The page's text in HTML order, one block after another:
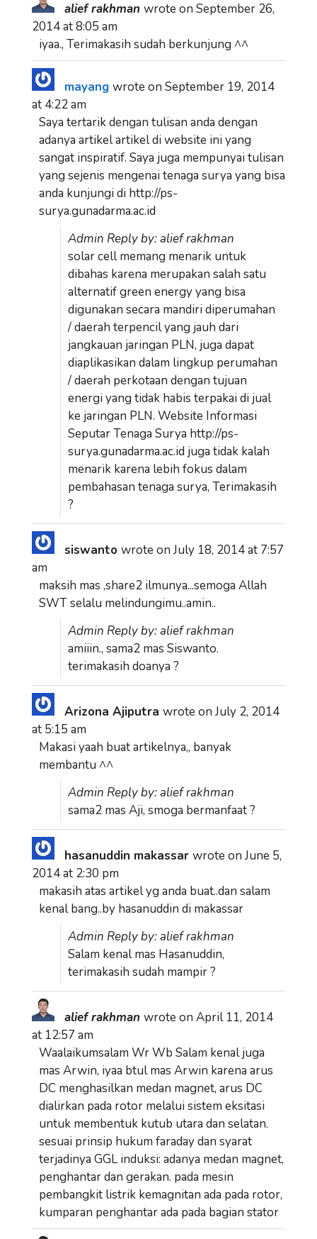
alief rakhman wrote on September 26,
2014at8:05 am
iyaa., Terimakasih sudah berkunjung ^^
mayang wrote on September 19, 2014
at 4:22 am
Saya tertarik dengan tulisan anda dengan
adanya artikel artikel di website ini yang
sangat inspiratif. Saya juga mempunyai tulisan
yang sejenis mengenai tenaga surya yang bisa
anda kunjungi di http://ps-
surya.gunadarma.ac.id
Admin Reply by: alief rakhman
solar cell memang menarik untuk
dibahas karena merupakan salah satu
alternatif green energy yang bisa
digunakan secara mandiri diperumahan
/ daerah terpencil yang jauh dari
jangkauan jaringan PLN, juga dapat
diaplikasikan dalam lingkup perumahan
/ daerah perkotaan dengan tujuan
energi yang tidak habis terpakai di jual
ke jaringan PLN. Website Informasi
Seputar Tenaga Surya http://ps-
surya.gunadarma.ac.id juga tidak kalah
menarik karena lebih fokus dalam
pembahasan tenaga surya, Terimakasih
?
siswanto wrote on July 18, 2014at 7:57
am
maksih mas ,share2 ilmunya...semoga Allah
SWT selalu melindungimu..amin..
Admin Reply by: alief rakhman
amiiin., sama2 mas Siswanto.
terimakasih doanya ?
Arizona Ajiputra wrote on July 2, 2014
at 5:15 am
Makasi yaah buat artikelnya,, banyak
membantu ^^
Admin Reply by: alief rakhman
sama2 mas Aji, smoga bermanfaat ?
hasanuddin makassar wrote on June 5,
2014at 2:30 pm
makasih atas artikel yg anda buat..dan salam
kenal bang..by hasanuddin di makassar
Admin Reply by: alief rakhman
Salam kenal mas Hasanuddin,
terimakasih sudah mampir ?
alief rakhman wrote on April 11, 2014
at 12:57 am
Waalaikumsalam Wr Wb Salam kenal juga
mas Arwin, iyaa btul mas Arwin karena arus
DC menghasilkan medan magnet, arus DC
dialirkan pada rotor melalui sistem eksitasi
untuk membentuk kutub utara dan selatan.
sesuai prinsip hukum faraday dan syarat
terjadinya GGL induksi: adanya medan magnet,
penghantar dan gerakan. pada mesin
pembangkit listrik kemagnitan ada pada rotor,
kumparan penghantar ada pada bagian stator